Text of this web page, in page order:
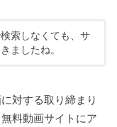
索しなくても、サ
ましたね。
対する取り締まり
料動画サイトにア